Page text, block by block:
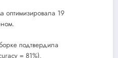
оптимизировала 19
подтвердила
= 81%).